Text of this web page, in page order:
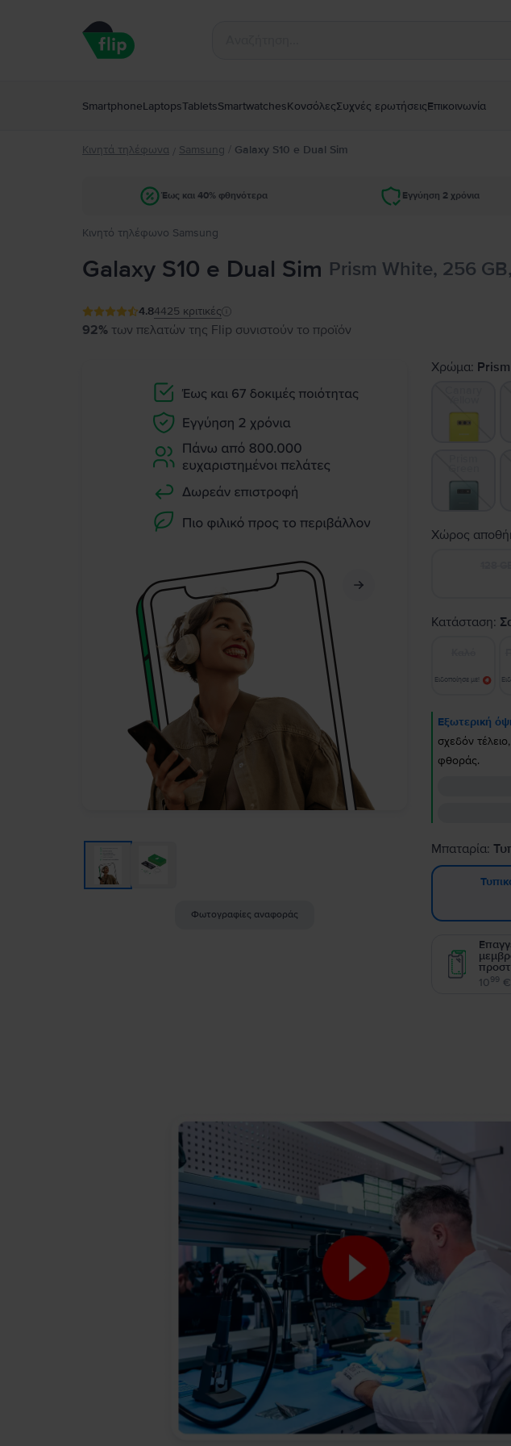
SmartphoneLaptopsTabletsSmartwatchesΚονσόλεςΣυχνές ερωτήσειςΕπικοινωνία
Κινητά τηλέφωνα / Samsung / Galaxy S10 e Dual Sim
Έως και 40% φθηνότερα Εγγύηση 2 χρόνια
Κινητό τηλέφωνο Samsung
Galaxy S10 e Dual Sim Prism White, 256
4.84425 κριτικές
92% των πελατών της Flip συνιστούν το προϊόν
Φωτογραφίες αναφοράς
Χρώμα:
Χώρος
Κατάσταση:
Ειδοποίησε με!
Εξωτερική
σχεδόν
φθοράς.
Μπαταρία:
1099 €